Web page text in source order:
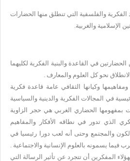
والفلسفية التي تنطلق منها الحضارات
الإسلامية والغربية.
في القاعدة والبنية الفكرية لكليهما
نحو كل العلوم والمعارف .
وكيانها الثقافي عامة قاعدة فكرية
في المجالات الفكرية والدينية والسياسية
بمفهومها الحضاري الغربي هي حجر الزاوية
الذي تدور في نطاقه الأفكار والمفاهيم
والمجتمع وحتى أنه لعب دورا رئيسيا في
فيما يسمونه بالعلوم الإنسانية والاجتماعية .
المفكرين أن تتجرد عن تأثير الرسالة التي